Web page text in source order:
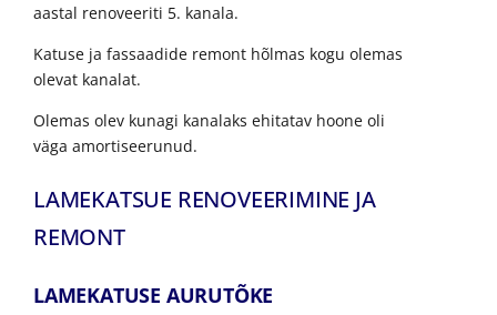
aastal renoveeriti 5. kanala.
Katuse ja fassaadide remont hõlmas kogu olemas
olevat kanalat.
Olemas olev kunagi kanalaks ehitatav hoone oli
väga amortiseerunud.
LAMEKATSUE RENOVEERIMINE JA
REMONT
LAMEKATUSE AURUTÕKE